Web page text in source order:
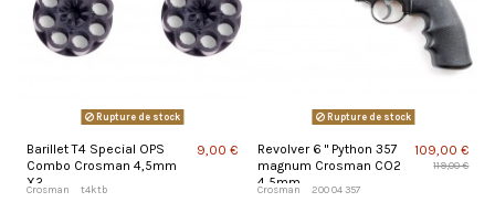
Rupture de stock
Barillet T4 Special OPS
Combo Crosman 4,5mm
X2
Crosman t4ktb
9,00 €
Rupture de stock
Revolver 6 " Python 357
magnum Crosman CO2
4,5mm
Crosman 200 04 357
109,00 €
119,00 €